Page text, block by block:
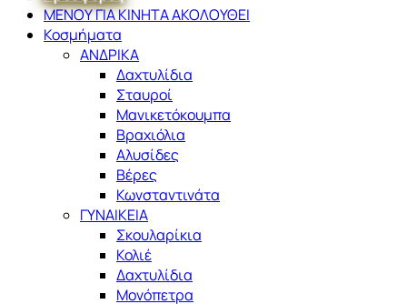
ΜΕΝΟΥ ΓΙΑ ΚΙΝΗΤΑ ΑΚΟΛΟΥΘΕΙ
Κοσμήματα
ΑΝΔΡΙΚΑ
Δαχτυλίδια
Σταυροί
Μανικετόκουμπα
Βραχιόλια
Αλυσίδες
Βέρες
Κωνσταντινάτα
ΓΥΝΑΙΚΕΙΑ
Σκουλαρίκια
Κολιέ
Δαχτυλίδια
Μονόπετρα